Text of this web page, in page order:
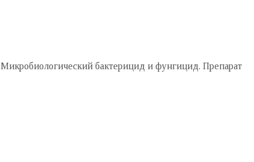
Микробиологический бактерицид и фунгицид. Препарат